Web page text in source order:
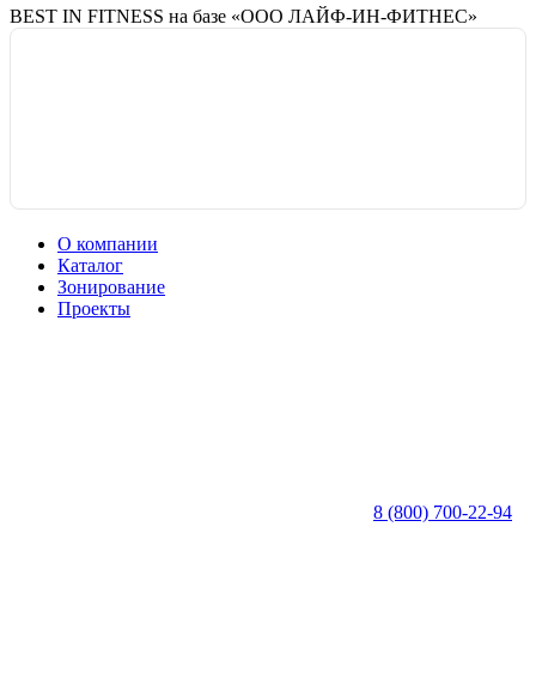
BEST IN FITNESS на базе «ООО ЛАЙФ-ИН-ФИТНЕС»
О компании
Каталог
Зонирование
Проекты
8 (800) 700-22-94